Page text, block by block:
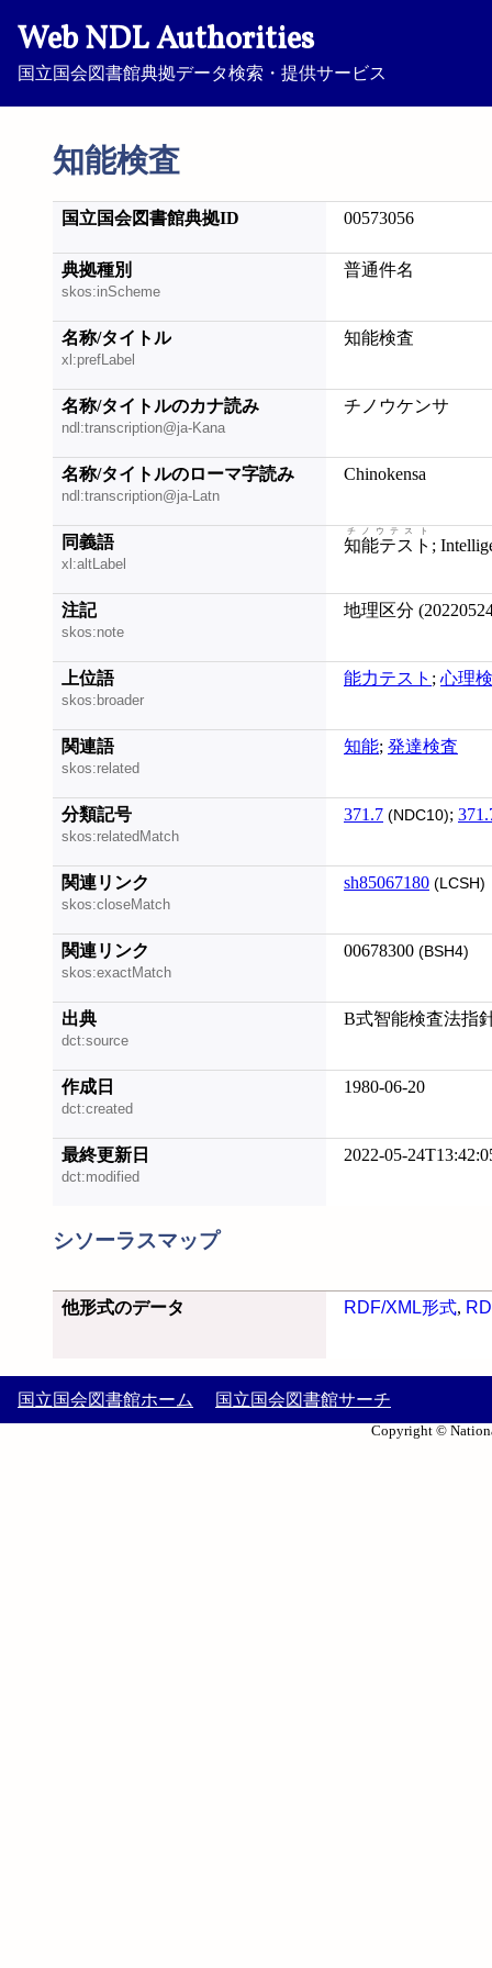
Web NDL Authorities
国立国会図書館典拠データ検索・提供サービス
知能検査
国立国会図書館典拠ID 00573056
典拠種別
skos:inScheme
普通件名
名称/タイトル
xl:prefLabel
知能検査
名称/タイトルのカナ読み
ndl:transcription@ja-Kana
チノウケンサ
名称/タイトルのローマ字読み
ndl:transcription@ja-Latn
Chinokensa
同義語
xl:altLabel
知能テスト
チノウテスト
;
注記
skos:note
地理区分
上位語
skos:broader
能力テスト ; 心理
関連語
skos:related
知能; 発達検査
分類記号
skos:relatedMatch
371.7 (NDC10);
関連リンク
skos:closeMatch
sh85067180 (LCSH)
関連リンク
skos:exactMatch
00678300 (BSH4)
出典
dct:source
B式智能検査法指
作成日
dct:created
1980-06-20
最終更新日
dct:modified
2022-05-
シソーラスマップ
他形式のデータ RDF/XML形式,
国立国会図書館ホーム 国立国会図書館サーチ
Copyright ©